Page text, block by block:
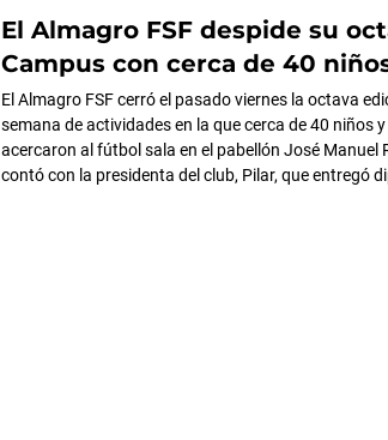
El Almagro FSF despide su
Campus con cerca de 40
El Almagro FSF cerró el pasado viernes la octava
semana de actividades en la que cerca de 40 niños
acercaron al fútbol sala en el pabellón José Manuel
contó con la presidenta del club, Pilar, que entregó
PáginaPáginaPáginaPágina Página